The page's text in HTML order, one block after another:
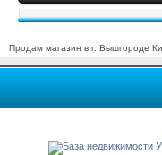
Продам магазин в г. Вышгороде